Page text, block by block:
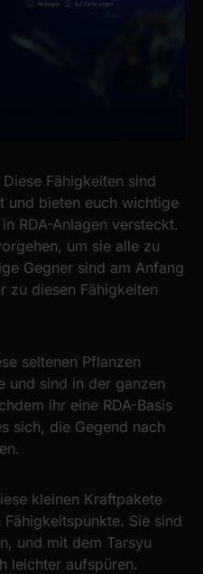
Diese Fähigkeiten sind
und bieten euch wichtige
RDA-Anlagen versteckt.
um sie alle zu
Gegner sind am Anfang
zu diesen Fähigkeiten
seltenen Pflanzen
und sind in der ganzen
ihr eine RDA-Basis
sich, die Gegend nach
kleinen Kraftpakete
Sie sind
und mit dem Tarsyu
leichter aufspüren.